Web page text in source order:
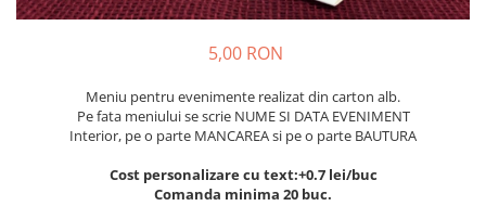
Invitatii BANCHET
Decoratiuni NUNTA
5,00 RON
Meniu pentru evenimente realizat din carton alb.
Pe fata meniului se scrie NUME SI DATA EVENIMENT
Interior, pe o parte MANCAREA si pe o parte BAUTURA
Cost personalizare cu text:+0.7 lei/buc
Comanda minima 20 buc.